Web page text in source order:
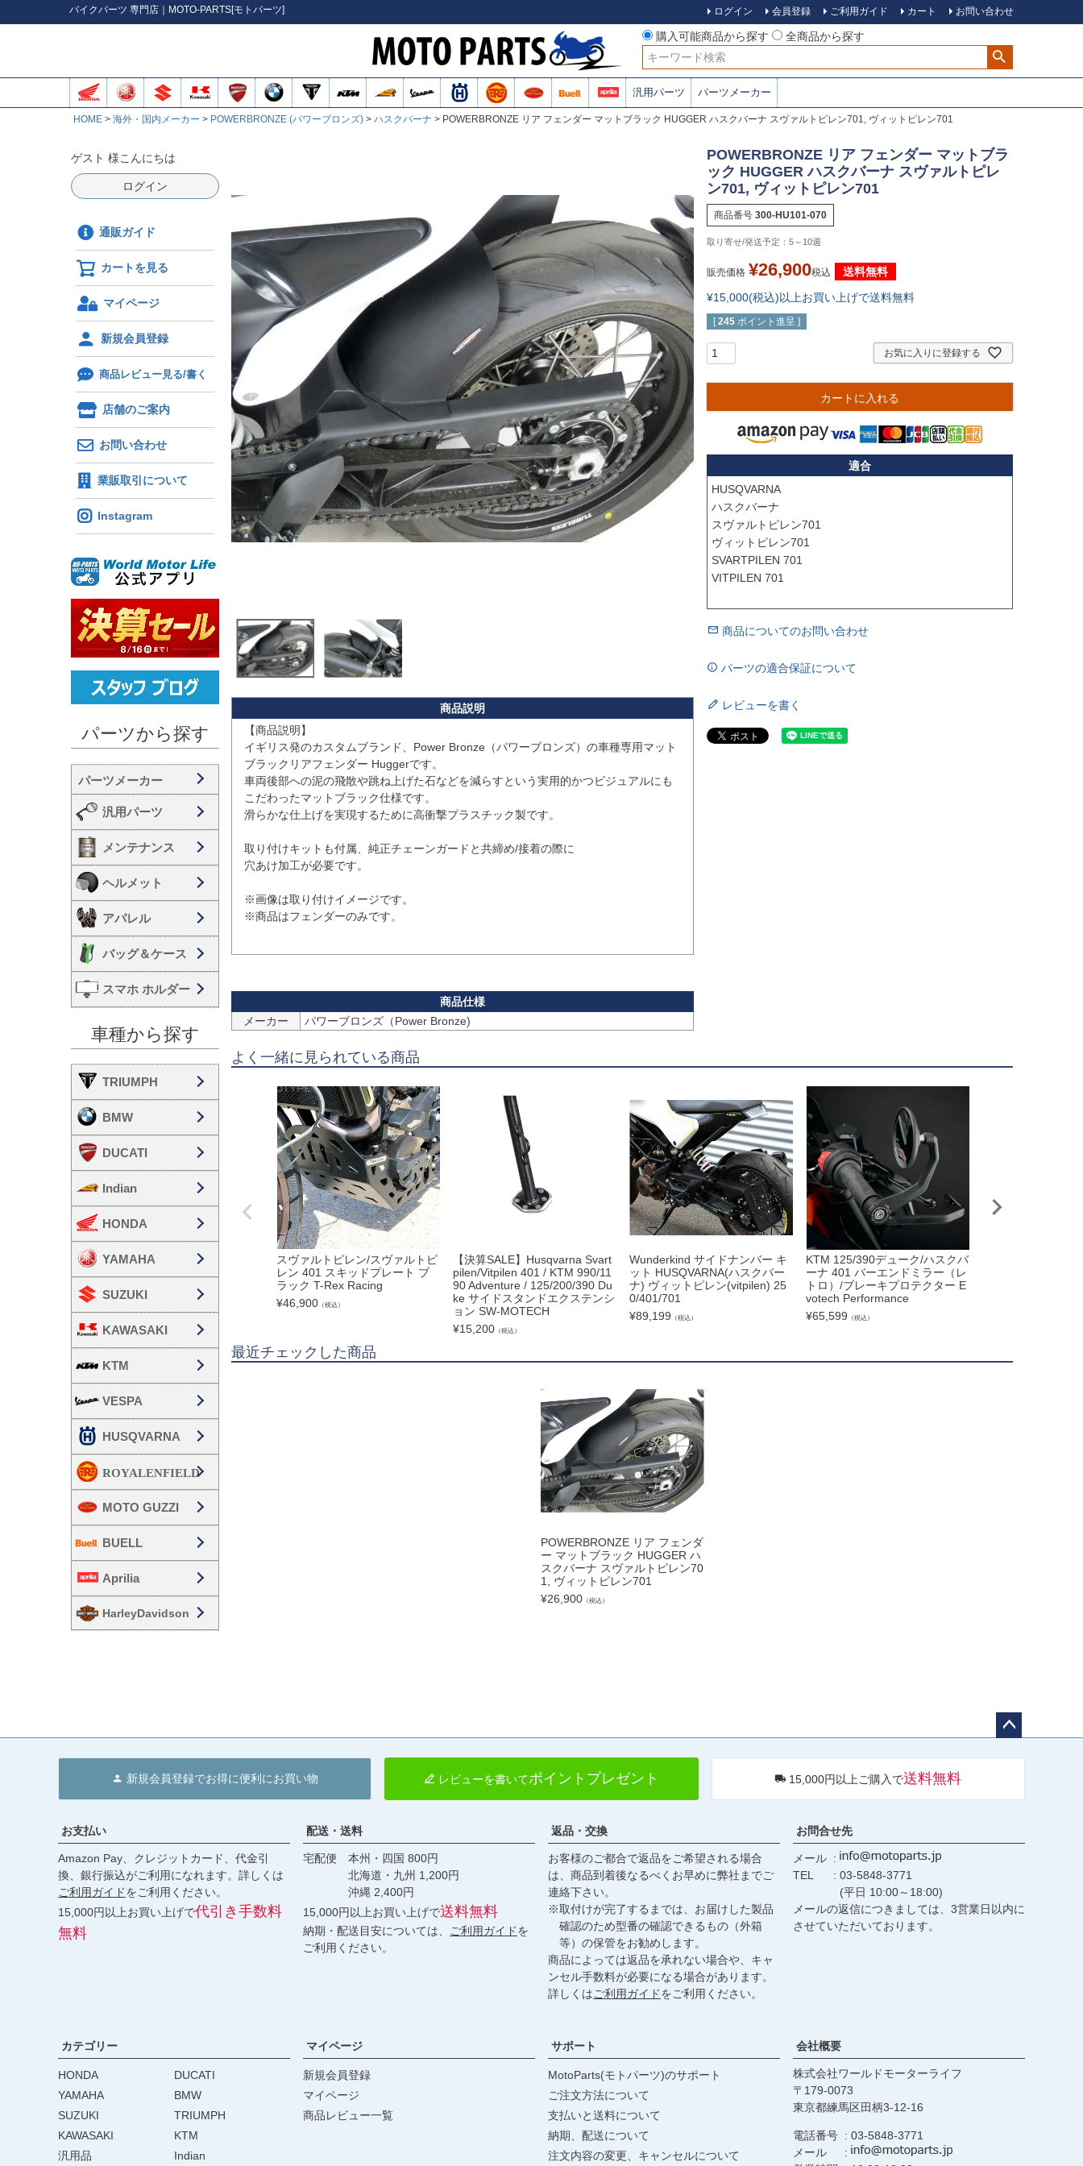
バイクパーツ 専門店｜MOTO-PARTS[モトパーツ] ログイン 会員登録 ご利用ガイド カート お問い合わせ
購入可能商品から探す
全商品から探す
検索
汎用パーツ パーツメーカー
HOME 海外・国内メーカー POWERBRONZE (パワーブロンズ) ハスクバーナ POWERBRONZE リア フェンダー マットブラック HUGGER ハスクバーナ スヴァルトピレン701, ヴィットピレン701
ゲスト 様こんにちは
ログイン
通販ガイド
カートを見る
マイページ
新規会員登録
商品レビュー見る/書く
店舗のご案内
お問い合わせ
業販取引について
Instagram
パーツから探す
汎用パーツ
メンテナンス
ヘルメット
アパレル
バッグ＆ケース
スマホ ホルダー
車種から探す
TRIUMPH
BMW
DUCATI
Indian
HONDA
YAMAHA
SUZUKI
KAWASAKI
KTM
VESPA
HUSQVARNA
MOTO GUZZI
BUELL
Aprilia
HarleyDavidson
【商品説明】
イギリス発のカスタムブランド、Power Bronze（パワーブロンズ）の車種専用マット
ブラックリアフェンダー Huggerです。
車両後部への泥の飛散や跳ね上げた石などを減らすという実用的かつビジュアルにも
こだわったマットブラック仕様です。
滑らかな仕上げを実現するために高衝撃プラスチック製です。
取り付けキットも付属、純正チェーンガードと共締め/接着の際に
穴あけ加工が必要です。
※画像は取り付けイメージです。
※商品はフェンダーのみです。
メーカー パワーブロンズ（Power Bronze)
POWERBRONZE リア フェンダー マットブラ
ック HUGGER ハスクバーナ スヴァルトピレ
ン701, ヴィットピレン701
商品番号 300-HU101-070
5～10週
販売価格 ¥26,900税込
送料無料
¥15,000(税込)以上お買い上げで送料無料
[ 245 ポイント進呈 ]
お気に入りに登録する
カートに入れる
適合
HUSQVARNA
ハスクバーナ
スヴァルトピレン701
ヴィットピレン701
SVARTPILEN 701
VITPILEN 701
商品についてのお問い合わせ
パーツの適合保証について
レビューを書く
よく一緒に見られている商品
スヴァルトピレン/スヴァルトピ
レン 401 スキッドプレート ブ
ラック T-Rex Racing
¥46,900 （税込）
【決算SALE】Husqvarna Svart
pilen/Vitpilen 401 / KTM 990/11
90 Adventure / 125/200/390 Du
ke サイドスタンドエクステンシ
ョン SW-MOTECH
¥15,200 （税込）
Wunderkind サイドナンバー キ
ット HUSQVARNA(ハスクバー
ナ) ヴィットピレン(vitpilen) 25
0/401/701
¥89,199 （税込）
KTM 125/390デューク/ハスクバ
ーナ 401 バーエンドミラー（レ
トロ）/ブレーキプロテクター E
votech Performance
¥65,599 （税込）
最近チェックした商品
POWERBRONZE リア フェンダ
ー マットブラック HUGGER ハ
スクバーナ スヴァルトピレン70
1, ヴィットピレン701
¥26,900（税込）
へ
新規会員登録でお得に便利にお買い物 レビューを書いてポイントプレゼント 15,000円以上ご購入で送料無料
お支払い
Amazon Pay、クレジットカード、代金引
換、銀行振込がご利用になれます。詳しくは
ご利用ガイドをご利用ください。
15,000円以上お買い上げで代引き手数料
無料
配送・送料
宅配便 本州・四国 800円
北海道・九州 1,200円
沖縄 2,400円
15,000円以上お買い上げで送料無料
納期・配送目安については、 ご利用ガイドを
ご利用ください。
返品・交換
お客様のご都合で返品をご希望される場合
は、商品到着後なるべくお早めに弊社までご
連絡下さい。
※取付けが完了するまでは、お届けした製品
確認のため型番の確認できるもの（外箱
等）の保管をお勧めします。
商品によっては返品を承れない場合や、キャ
ンセル手数料が必要になる場合があります。
詳しくはご利用ガイドをご利用ください。
お問合せ先
メール
TEL
03-5848-3771
(平日 10:00～18:00)
メールの返信につきましては、3営業日以内に
させていただいております。
カテゴリー
HONDA
YAMAHA
SUZUKI
KAWASAKI
汎用品
DUCATI
BMW
TRIUMPH
KTM
Indian
マイページ
新規会員登録
マイページ
商品レビュー一覧
サポート
MotoParts(モトパーツ)のサポート
ご注文方法について
支払いと送料について
納期、配送について
注文内容の変更、キャンセルについて
会社概要
株式会社ワールドモーターライフ
179-0073
東京都練馬区田柄3-12-16
電話番号
03-5848-3771
メール